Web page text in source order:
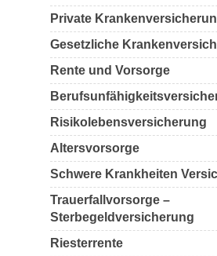
Private
Gesetzliche
Rente und Vorsorge
Risikolebensversicherung
Altersvorsorge
Schwere Krankheiten
Trauerfallvorsorge –
Sterbegeldversicherung
Riesterrente